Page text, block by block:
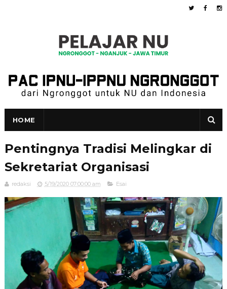
HOME
Pentingnya Tradisi Melingkar di
Sekretariat Organisasi
redaksi 5/19/2020 07:00:00 am Esai